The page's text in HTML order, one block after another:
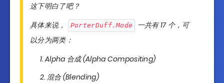
这下明白了吧？
具体来说，
PorterDuff.Mode
一共有 17 个，可
以分为两类：
Alpha 合成 (Alpha Compositing)
混合 (Blending)